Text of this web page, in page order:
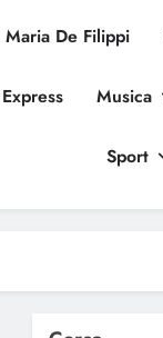
De Filippi
Musica
Sport